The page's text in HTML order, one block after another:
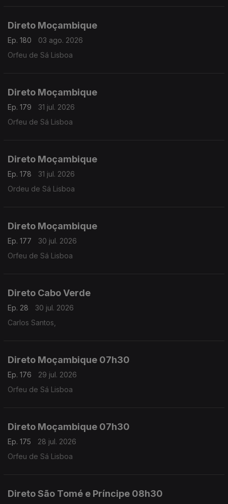
Direto Moçambique
Ep. 180
03 ago. 2026
Orfeu de Sá Lisboa
Direto Moçambique
Ep. 179
31 jul. 2026
Orfeu de Sá Lisboa
Direto Moçambique
Ep. 178
31 jul. 2026
Ordeu de Sá Lisboa
Direto Moçambique
Ep. 177
30 jul. 2026
Orfeu de Sá Lisboa
Direto Cabo Verde
Ep. 28
30 jul. 2026
Carlos Santos,
Direto Moçambique 07h30
Ep. 176
29 jul. 2026
Orfeu de Sá Lisboa
Direto Moçambique 07h30
Ep. 175
28 jul. 2026
Orfeu de Sá Lisboa
Direto São Tomé e Príncipe 08h30